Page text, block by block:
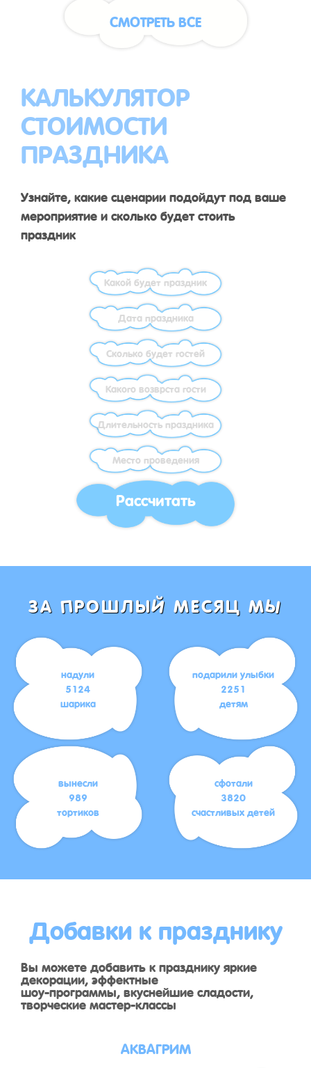
СМОТРЕТЬ ВСЕ
КАЛЬКУЛЯТОР
СТОИМОСТИ
ПРАЗДНИКА
Узнайте, какие сценарии подойдут под ваше
мероприятие и сколько будет стоить
праздник
Рассчитать
ЗА ПРОШЛЫЙ МЕСЯЦ МЫ
надули
5124
шарика
подарили улыбки
2251
детям
вынесли
989
тортиков
сфотали
3820
счастливых детей
Добавки к празднику
Вы можете добавить к празднику яркие
декорации, эффектные
шоу-программы, вкуснейшие сладости,
творческие мастер-классы
АКВАГРИМ